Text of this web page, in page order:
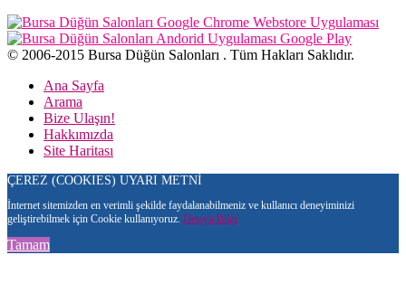
© 2006-2015 Bursa Düğün Salonları . Tüm Hakları Saklıdır.
Ana Sayfa
Arama
Bize Ulaşın!
Hakkımızda
Site Haritası
ÇEREZ (COOKIES) UYARI METNİ
İnternet sitemizden en verimli şekilde faydalanabilmeniz ve kullanıcı deneyiminizi
geliştirebilmek için Cookie kullanıyoruz. Detaylı Bilgi
Tamam